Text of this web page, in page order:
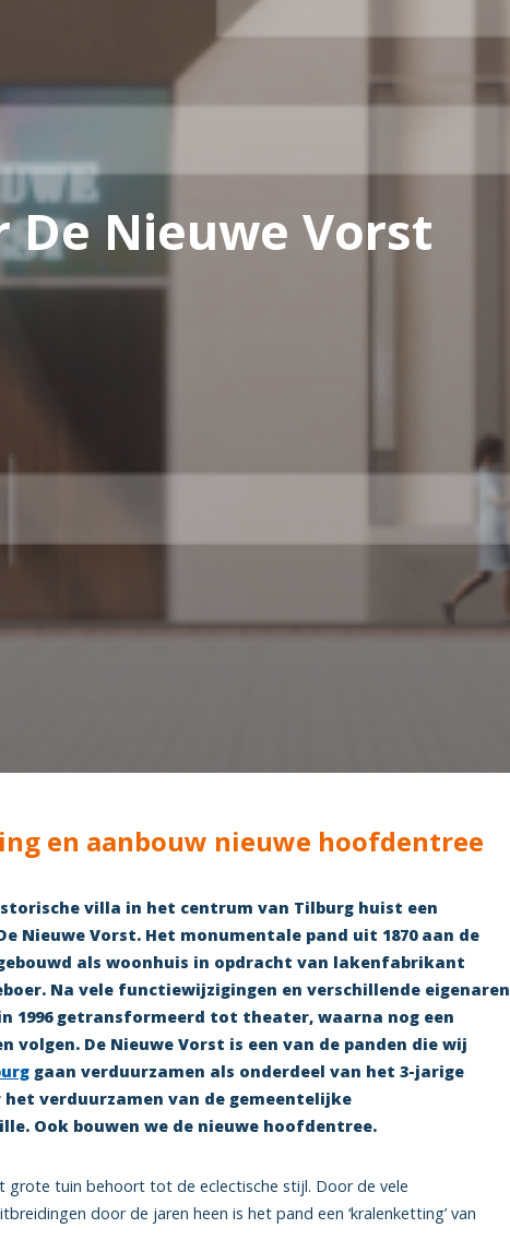
De Nieuwe Vorst
en aanbouw nieuwe hoofdentree
villa in het centrum van Tilburg huist een
Nieuwe Vorst. Het monumentale pand uit 1870 aan de
als woonhuis in opdracht van lakenfabrikant
Na vele functiewijzigingen en verschillende eigenaren
1996 getransformeerd tot theater, waarna nog een
volgen. De Nieuwe Vorst is een van de panden die wij
gaan verduurzamen als onderdeel van het 3-jarige
verduurzamen van de gemeentelijke
Ook bouwen we de nieuwe hoofdentree.
grote tuin behoort tot de eclectische stijl. Door de vele
door de jaren heen is het pand een ‘kralenketting’ van